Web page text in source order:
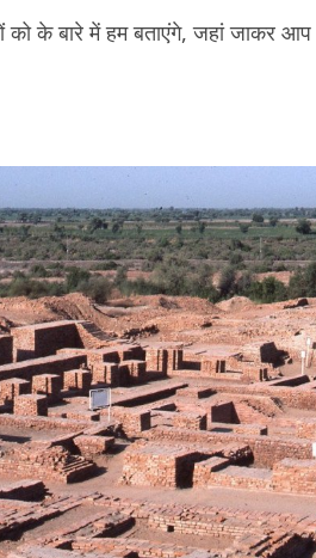
को के बारे में हम बताएंगे, जहां जाकर